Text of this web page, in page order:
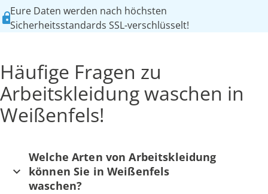
Eure Daten werden nach höchsten
Sicherheitsstandards SSL-verschlüsselt!
Häufige Fragen zu
Arbeitskleidung waschen in
Weißenfels!
Welche Arten von Arbeitskleidung
können Sie in Weißenfels
waschen?